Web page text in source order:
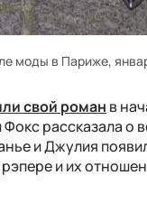
моды в Париже,
свой роман в
рассказала о
и Джулия
и их